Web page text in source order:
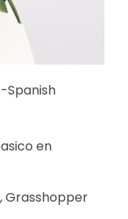
Spanish
en
Grasshopper